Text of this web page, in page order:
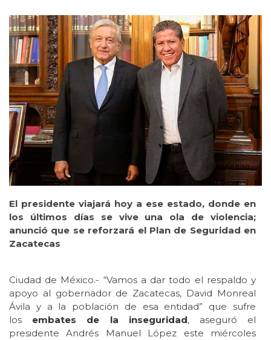
El presidente viajará hoy a ese estado, donde en
los últimos días se vive una ola de violencia;
anunció que se reforzará el Plan de Seguridad en
Zacatecas
Ciudad de México.- “Vamos a dar todo el respaldo y
apoyo al gobernador de Zacatecas, David Monreal
Ávila y a la población de esa entidad” que sufre
los embates de la inseguridad, aseguró el
presidente Andrés Manuel López este miércoles